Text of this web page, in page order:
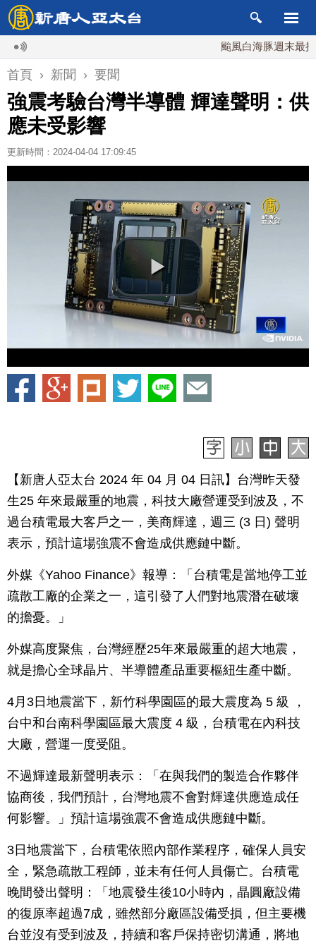
颱風白海豚週末最接近台
首頁 › 新聞 › 要聞
強震考驗台灣半導體 輝達聲明：供
應未受影響
更新時間：2024-04-04 17:09:45
【新唐人亞太台 2024 年 04 月 04 日訊】台灣昨天發
生25 年來最嚴重的地震，科技大廠營運受到波及，不
過台積電最大客戶之一，美商輝達，週三 (3 日) 聲明
表示，預計這場強震不會造成供應鏈中斷。
外媒《Yahoo Finance》報導：「台積電是當地停工並
疏散工廠的企業之一，這引發了人們對地震潛在破壞
的擔憂。」
外媒高度聚焦，台灣經歷25年來最嚴重的超大地震，
就是擔心全球晶片、半導體產品重要樞紐生產中斷。
4月3日地震當下，新竹科學園區的最大震度為 5 級 ，
台中和台南科學園區最大震度 4 級，台積電在內科技
大廠，營運一度受阻。
不過輝達最新聲明表示：「在與我們的製造合作夥伴
協商後，我們預計，台灣地震不會對輝達供應造成任
何影響。」預計這場強震不會造成供應鏈中斷。
3日地震當下，台積電依照內部作業程序，確保人員安
全，緊急疏散工程師，並未有任何人員傷亡。台積電
晚間發出聲明：「地震發生後10小時內，晶圓廠設備
的復原率超過7成，雖然部分廠區設備受損，但主要機
台並沒有受到波及，持續和客戶保持密切溝通，將地